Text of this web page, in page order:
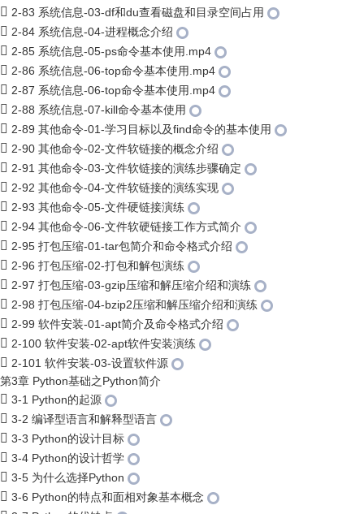
2-83 系统信息-03-df和du查看磁盘和目录空间占用
2-84 系统信息-04-进程概念介绍
2-85 系统信息-05-ps命令基本使用.mp4
2-86 系统信息-06-top命令基本使用.mp4
2-87 系统信息-06-top命令基本使用.mp4
2-88 系统信息-07-kill命令基本使用
2-89 其他命令-01-学习目标以及find命令的基本使用
2-90 其他命令-02-文件软链接的概念介绍
2-91 其他命令-03-文件软链接的演练步骤确定
2-92 其他命令-04-文件软链接的演练实现
2-93 其他命令-05-文件硬链接演练
2-94 其他命令-06-文件软硬链接工作方式简介
2-95 打包压缩-01-tar包简介和命令格式介绍
2-96 打包压缩-02-打包和解包演练
2-97 打包压缩-03-gzip压缩和解压缩介绍和演练
2-98 打包压缩-04-bzip2压缩和解压缩介绍和演练
2-99 软件安装-01-apt简介及命令格式介绍
2-100 软件安装-02-apt软件安装演练
2-101 软件安装-03-设置软件源
第3章 Python基础之Python简介
3-1 Python的起源
3-2 编译型语言和解释型语言
3-3 Python的设计目标
3-4 Python的设计哲学
3-5 为什么选择Python
3-6 Python的特点和面相对象基本概念